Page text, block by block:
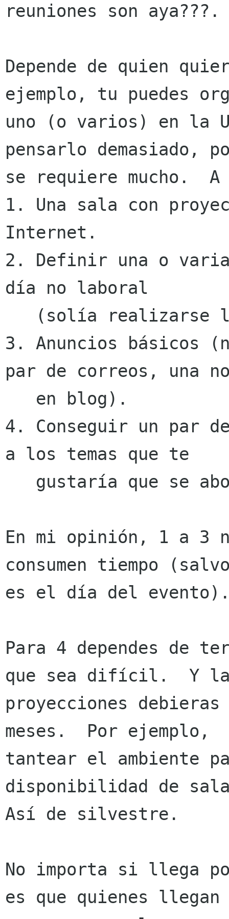
reuniones son aya???.
Depende de quien
ejemplo, tu puedes
uno (o varios) en la
pensarlo demasiado,
se requiere mucho.  A
1. Una sala con
Internet.
2. Definir una o
día no laboral
3. Anuncios básicos
par de correos, una
4. Conseguir un par
a los temas que te
En mi opinión, 1 a 3
consumen tiempo
es el día del
Para 4 dependes de
que sea difícil.  Y
proyecciones
meses.  Por ejemplo,
tantear el ambiente
disponibilidad de
Así de silvestre.
No importa si llega
es que quienes llegan